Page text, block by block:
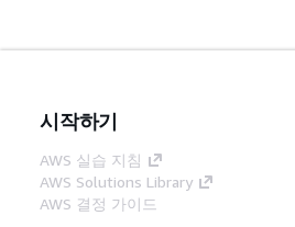
시작하기
AWS 실습 지침
AWS Solutions Library
AWS 결정 가이드